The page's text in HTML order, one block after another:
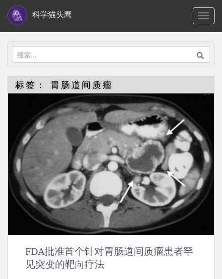
i
科学猫头鹰
搜
索：
标签： 胃肠道间质瘤
FDA批准首个针对胃肠道间质瘤患者罕
见突变的靶向疗法